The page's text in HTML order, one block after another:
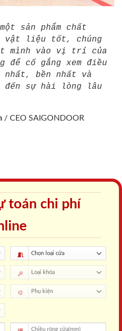
sản phẩm chất
vật liệu tốt, chúng
mình vào vị trí của
để cố gắng xem điều
bền nhất và
đến sự hài lòng lâu
/ CEO SAIGONDOOR
toán chi phí